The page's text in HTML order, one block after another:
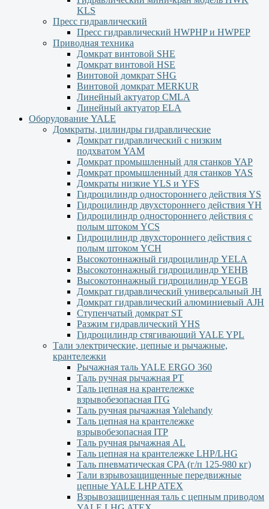
KLS
Пресс гидравлический
Пресс гидравлический HWPHP и HWPEP
Приводная техника
Домкрат винтовой SHE
Домкрат винтовой HSE
Винтовой домкрат SHG
Винтовой домкрат MERKUR
Линейный актуатор CMLA
Линейный актуатор ЕLA
Оборудование YALE
Домкраты, цилиндры гидравлические
Домкрат гидравлический с низким
подхватом YAM
Домкрат промышленный для станков YAP
Домкрат промышленный для станков YAS
Домкраты низкие YLS и YFS
Гидроцилиндр одностороннего действия YS
Гидроцилиндр двухстороннего действия YН
Гидроцилиндр одностороннего действия с
полым штоком YСS
Гидроцилиндр двухстороннего действия с
полым штоком YСН
Высокотоннажный гидроцилиндр YELA
Высокотоннажный гидроцилиндр YEHВ
Высокотоннажный гидроцилиндр YEGВ
Домкрат гидравлический универсальный JH
Домкрат гидравлический алюминиевый АJH
Ступенчатый домкрат ST
Разжим гидравлический YHS
Гидроцилиндр стягивающий YALE YPL
Тали электрические, цепные и рычажные,
крантележки
Рычажная таль YALE ERGO 360
Таль ручная рычажная PT
Таль цепная на крантележке
взрывобезопасная ITG
Таль ручная рычажная Yalehandy
Таль цепная на крантележке
взрывобезопасная ITP
Таль ручная рычажная AL
Таль цепная на крантележке LHP/LHG
Таль пневматическая CPA (г/п 125-980 кг)
Тали взрывозащищенные передвижные
цепные YALE LHP ATEX
Взрывозащищенная таль с цепным приводом